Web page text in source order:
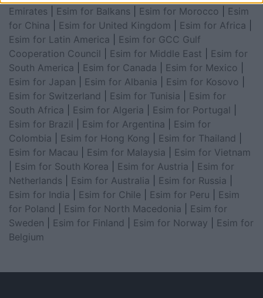
Emirates
Esim for Balkans Esim for Morocco
Esim
for China
Esim for United Kingdom Esim for Africa
Esim for Latin America
Esim for GCC Gulf
Cooperation Council
Esim for Middle East
Esim for
South America
Esim for Canada Esim for Mexico
Esim for Japan
Esim for Albania Esim for Kosovo
Esim for Switzerland
Esim for Tunisia
Esim for
South Africa
Esim for Algeria Esim for Portugal
Esim for Brazil
Esim for Argentina
Esim for
Colombia
Esim for Hong Kong Esim for Thailand
Esim for Macau
Esim for Malaysia
Esim for Vietnam
Esim for South Korea Esim for Austria
Esim for
Netherlands
Esim for Australia Esim for Russia
Esim for India
Esim for Chile Esim for Peru
Esim
for Poland
Esim for North Macedonia
Esim for
Sweden
Esim for Finland Esim for Norway
Esim for
Belgium